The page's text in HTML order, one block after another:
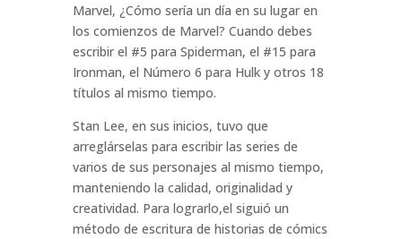
Marvel, ¿Cómo sería un día en su lugar en
los comienzos de Marvel? Cuando debes
escribir el #5 para Spiderman, el #15 para
Ironman, el Número 6 para Hulk y otros 18
títulos al mismo tiempo.
Stan Lee, en sus inicios, tuvo que
arreglárselas para escribir las series de
varios de sus personajes al mismo tiempo,
manteniendo la calidad, originalidad y
creatividad. Para lograrlo,el siguió un
método de escritura de historias de cómics